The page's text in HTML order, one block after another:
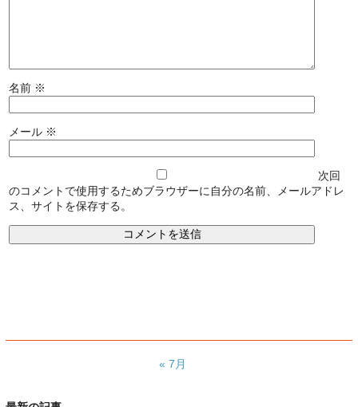
名前 ※
メール ※
次回
のコメントで使用するためブラウザーに自分の名前、メールアドレ
ス、サイトを保存する。
« 7月